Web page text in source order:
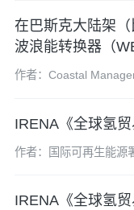
在巴斯克大陆架
波浪能转换器（
作者：Coastal
IRENA《全球氢
作者：国际可再生能源
IRENA《全球氢